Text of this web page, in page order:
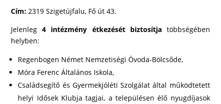
Cím:2319 Szigetújfalu, Fő út 43.
Jelenleg4 intézmény étkezését biztosítjatöbbségében
helyben:
Regenbogen Német Nemzetiségi Óvoda-Bölcsőde,
Móra Ferenc Általános Iskola,
Családsegítő és Gyermekjóléti Szolgálat által működtetett
helyi Idősek Klubja tagjai, a településen élő nyugdíjasok